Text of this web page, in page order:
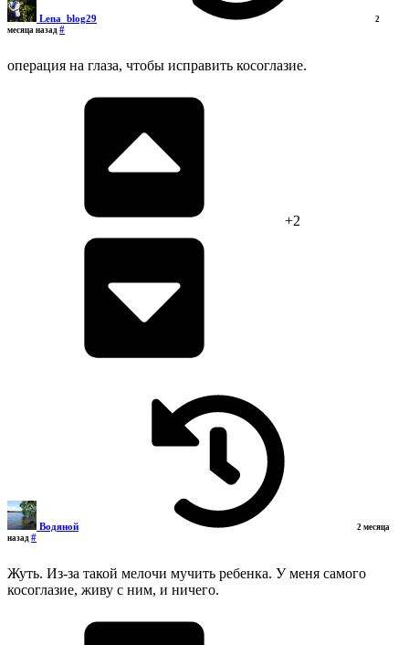
Lena_blog29
2
месяца назад #
операция на глаза, чтобы исправить косоглазие.
+2
Водяной
2 месяца
назад #
Жуть. Из-за такой мелочи мучить ребенка. У меня самого
косоглазие, живу с ним, и ничего.